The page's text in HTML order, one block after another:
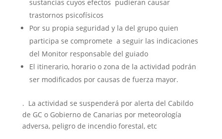
sustancias cuyos efectos pudieran causar
trastornos psicofísicos
Por su propia seguridad y la del grupo quien
participa se compromete a seguir las indicaciones
del Monitor responsable del guiado
El itinerario, horario o zona de la actividad podrán
ser modificados por causas de fuerza mayor.
. La actividad se suspenderá por alerta del Cabildo
de GC o Gobierno de Canarias por meteorología
adversa, peligro de incendio forestal, etc